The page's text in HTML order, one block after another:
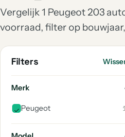
Vergelijk 1 Peugeot 203
voorraad, filter op
Filters
Merk
Peugeot